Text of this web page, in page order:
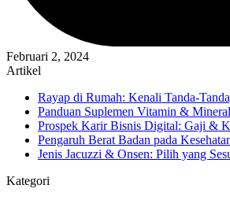
Februari 2, 2024
Artikel
Rayap di Rumah: Kenali Tanda-
Panduan Suplemen Vitamin &
Prospek Karir Bisnis Digital: Gaji &
Pengaruh Berat Badan pada
Jenis Jacuzzi & Onsen: Pilih yang
Kategori